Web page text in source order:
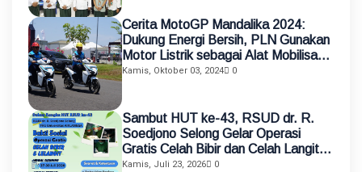
Cerita MotoGP Mandalika 2024:
Dukung Energi Bersih, PLN Gunakan
Motor Listrik sebagai Alat Mobilisasi
Petugas
Kamis, Oktober 03, 2024 0
Sambut HUT ke-43, RSUD dr. R.
Soedjono Selong Gelar Operasi
Gratis Celah Bibir dan Celah Langit-
Langit
Kamis, Juli 23, 2026 0